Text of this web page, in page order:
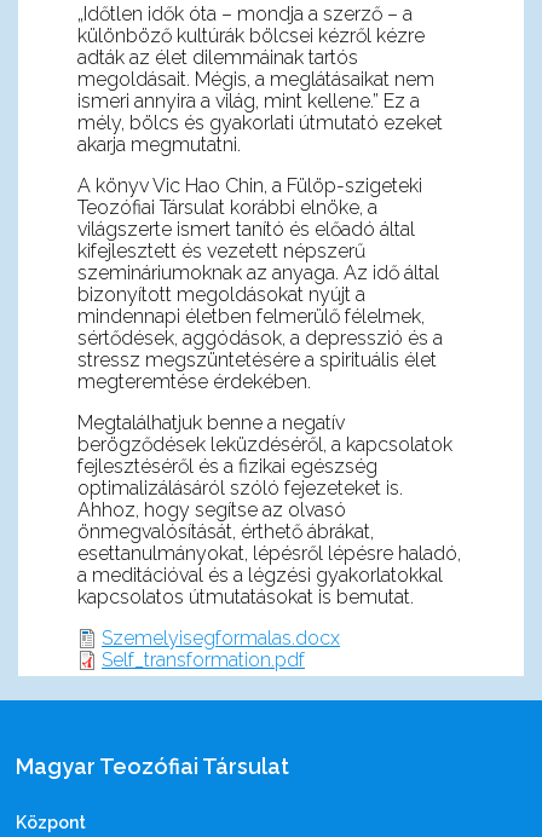
„Időtlen idők óta – mondja a szerző – a
különböző kultúrák bölcsei kézről kézre
adták az élet dilemmáinak tartós
megoldásait. Mégis, a meglátásaikat nem
ismeri annyira a világ, mint kellene.” Ez a
mély, bölcs és gyakorlati útmutató ezeket
akarja megmutatni.
A könyv Vic Hao Chin, a Fülöp-szigeteki
Teozófiai Társulat korábbi elnöke, a
világszerte ismert tanító és előadó által
kifejlesztett és vezetett népszerű
szemináriumoknak az anyaga. Az idő által
bizonyított megoldásokat nyújt a
mindennapi életben felmerülő félelmek,
sértődések, aggódások, a depresszió és a
stressz megszüntetésére a spirituális élet
megteremtése érdekében.
Megtalálhatjuk benne a negatív
berögződések leküzdéséről, a kapcsolatok
fejlesztéséről és a fizikai egészség
optimalizálásáról szóló fejezeteket is.
Ahhoz, hogy segítse az olvasó
önmegvalósítását, érthető ábrákat,
esettanulmányokat, lépésről lépésre haladó,
a meditációval és a légzési gyakorlatokkal
kapcsolatos útmutatásokat is bemutat.
Szemelyisegformalas.docx
Self_transformation.pdf
Magyar Teozófiai Társulat
Központ